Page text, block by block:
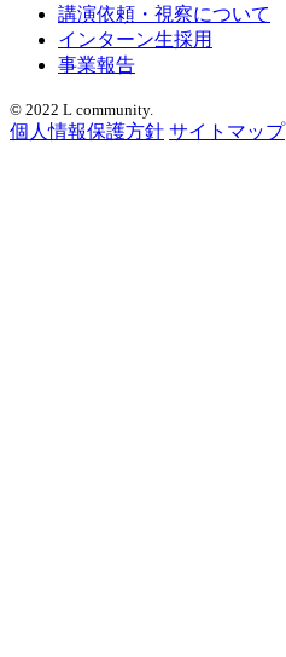
講演依頼・視察について
インターン生採用
事業報告
© 2022 L community.
個人情報保護方針 サイトマップ